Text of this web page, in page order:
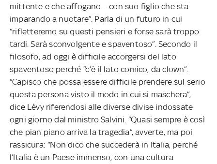
mittente e che affogano – con suo figlio che sta
imparando a nuotare”. Parla di un futuro in cui
“rifletteremo su questi pensieri e forse sarà troppo
tardi. Sarà sconvolgente e spaventoso”. Secondo il
filosofo, ad oggi è difficile accorgersi del lato
spaventoso perché “c’è il lato comico, da clown”.
“Capisco che possa essere difficile prendere sul serio
questa persona visto il modo in cui si maschera”,
dice Lèvy riferendosi alle diverse divise indossate
ogni giorno dal ministro Salvini. “Quasi sempre è così
che pian piano arriva la tragedia”, avverte, ma poi
rassicura: “Non dico che succederà in Italia, perché
l’Italia è un Paese immenso, con una cultura